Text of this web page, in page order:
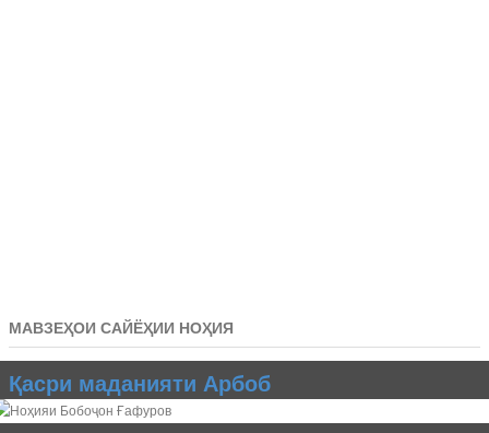
МАВЗЕҲОИ САЙЁҲИИ НОҲИЯ
Қасри маданияти Арбоб